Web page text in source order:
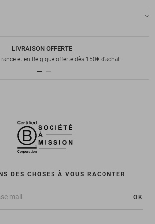
LIVRAISON OFFERTE
et en Belgique offerte dès 150€ d'achat
DES CHOSES À VOUS RACONTER
OK